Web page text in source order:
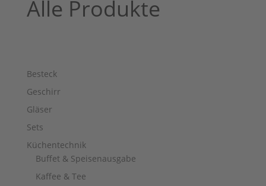
Alle Produkte
Besteck
Geschirr
Gläser
Sets
Küchentechnik
Buffet & Speisenausgabe
Kaffee & Tee